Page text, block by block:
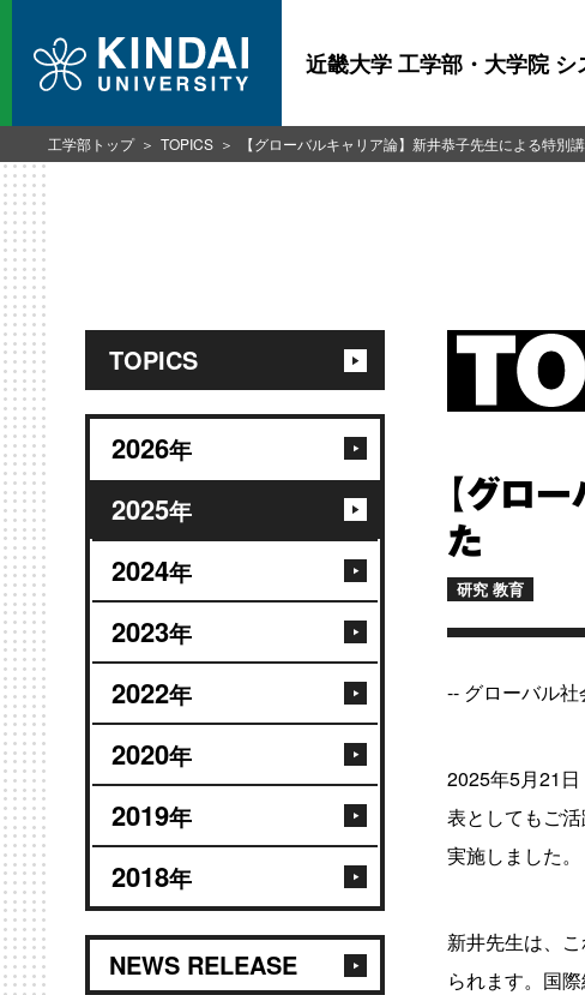
近畿大学 工学部・大学院
TOPICS
2026年
2025年
2024年
2023年
2022年
2020年
2019年
2018年
NEWS RELEASE
【グロ
た
研究 教育
-- グローバル
2025年5月21
表としてもご
実施しました。
新井先生は、
られます。国
工学部トップ TOPICS 【グローバルキャリア論】新井恭子先生による特別